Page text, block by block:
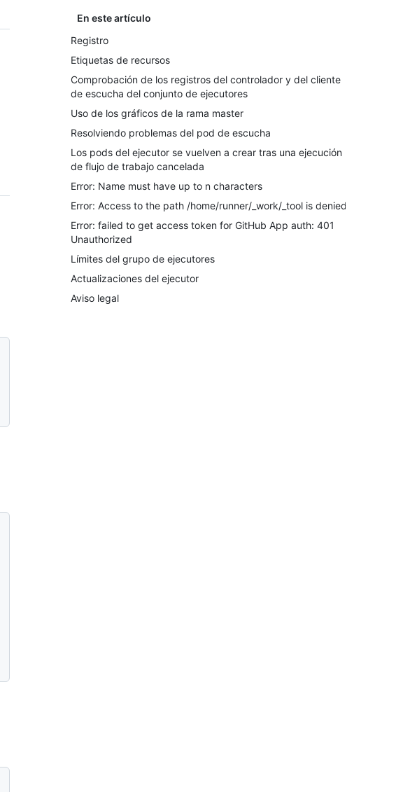
En este artículo
Registro
Etiquetas de recursos
Comprobación de los registros del controlador y del cliente
de escucha del conjunto de ejecutores
Uso de los gráficos de la rama master
Resolviendo problemas del pod de escucha
Los pods del ejecutor se vuelven a crear tras una ejecución
de flujo de trabajo cancelada
Error: Name must have up to n characters
Error: Access to the path /home/runner/_work/_tool is denied
Error: failed to get access token for GitHub App auth: 401
Unauthorized
Límites del grupo de ejecutores
Actualizaciones del ejecutor
Aviso legal